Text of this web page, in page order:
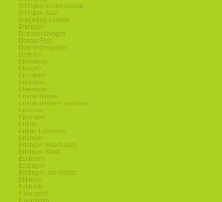
Dillingen-an-der-Donau
Dillingen-Saar
Dingolfing-Landau
Ditzingen
Donaueschingen
Donau-Ries
Donnersbergkreis
Dreieich
Ebersberg
Ehingen
Eichstaett
Eislingen
Ellwangen
Emmendingen
Emmendingen-Landkreis
Enzkreis
Eppingen
Erding
Erding-Landkreis
Erlangen
Erlangen-Hoechstadt
Erlangen-Stadt
Eschborn
Esslingen
Esslingen-am-Neckar
Ettlingen
Fellbach
Filderstadt
Floersheim